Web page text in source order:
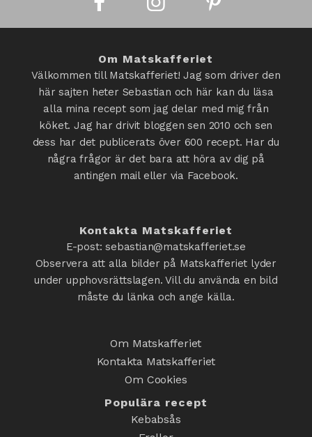
Om Matskafferiet
Välkommen till Matskafferiet! Jag som driver den
här sajten heter Sebastian och här kan du läsa
alla mina recept som jag delar med mig från
köket. Jag har drivit bloggen sen 2010 och sen
dess har det publicerats över 600 recept. Har du
några frågor är det bara att höra av dig på
antingen mail eller via Facebook.
Kontakta Matskafferiet
E-post: sebastian@matskafferiet.se
Observera att alla bilder på Matskafferiet lyder
under upphovsrättslagen. Vill du använda en bild
måste du länka och ange källa.
Om Matskafferiet
Kontakta Matskafferiet
Om Cookies
Populära recept
Kebabsås